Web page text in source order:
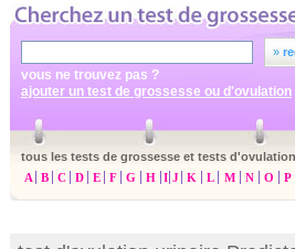
»
vous ne trouvez pas ?
ajouter un test de grossesse ou d'ovulation
tous les tests de grossesse et tests
A
B C D E F G H I J K L M N O P